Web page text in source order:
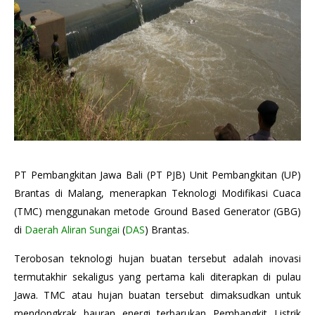
PT Pembangkitan Jawa Bali (PT PJB) Unit Pembangkitan (UP)
Brantas di Malang, menerapkan Teknologi Modifikasi Cuaca
(TMC) menggunakan metode Ground Based Generator (GBG)
di Daerah Aliran Sungai (DAS) Brantas.
Terobosan teknologi hujan buatan tersebut adalah inovasi
termutakhir sekaligus yang pertama kali diterapkan di pulau
Jawa. TMC atau hujan buatan tersebut dimaksudkan untuk